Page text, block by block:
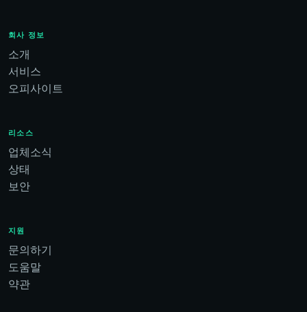
회사 정보
소개
서비스
오피사이트
리소스
업체소식
상태
보안
지원
문의하기
도움말
약관